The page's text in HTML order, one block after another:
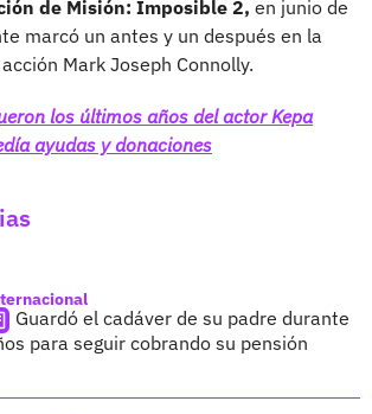
de Misión: Imposible 2, en junio de
marcó un antes y un después en la
Mark Joseph Connolly.
los últimos años del actor Kepa
ayudas y donaciones
Guardó el cadáver de su padre durante
para seguir cobrando su pensión